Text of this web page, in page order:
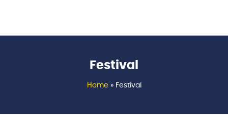
Festival
Home » Festival